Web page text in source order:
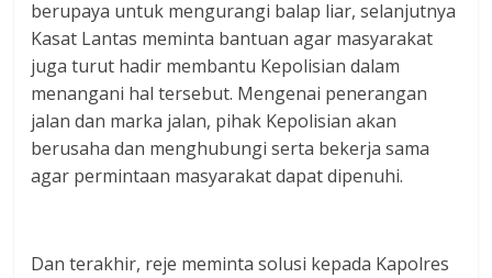
berupaya untuk mengurangi balap liar, selanjutnya
Kasat Lantas meminta bantuan agar masyarakat
juga turut hadir membantu Kepolisian dalam
menangani hal tersebut. Mengenai penerangan
jalan dan marka jalan, pihak Kepolisian akan
berusaha dan menghubungi serta bekerja sama
agar permintaan masyarakat dapat dipenuhi.
Dan terakhir, reje meminta solusi kepada Kapolres